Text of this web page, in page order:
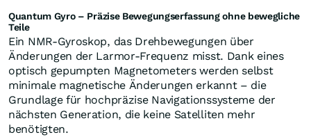
Quantum Gyro – Präzise Bewegungserfassung ohne bewegliche
Teile
Ein NMR-Gyroskop, das Drehbewegungen über
Änderungen der Larmor-Frequenz misst. Dank eines
optisch gepumpten Magnetometers werden selbst
minimale magnetische Änderungen erkannt – die
Grundlage für hochpräzise Navigationssysteme der
nächsten Generation, die keine Satelliten mehr
benötigten.